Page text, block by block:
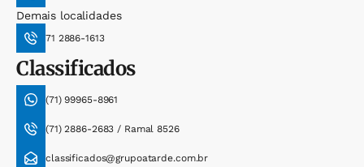
Demais localidades
71 2886-1613
Classificados
(71) 99965-8961
(71) 2886-2683 / Ramal 8526
classificados@grupoatarde.com.br